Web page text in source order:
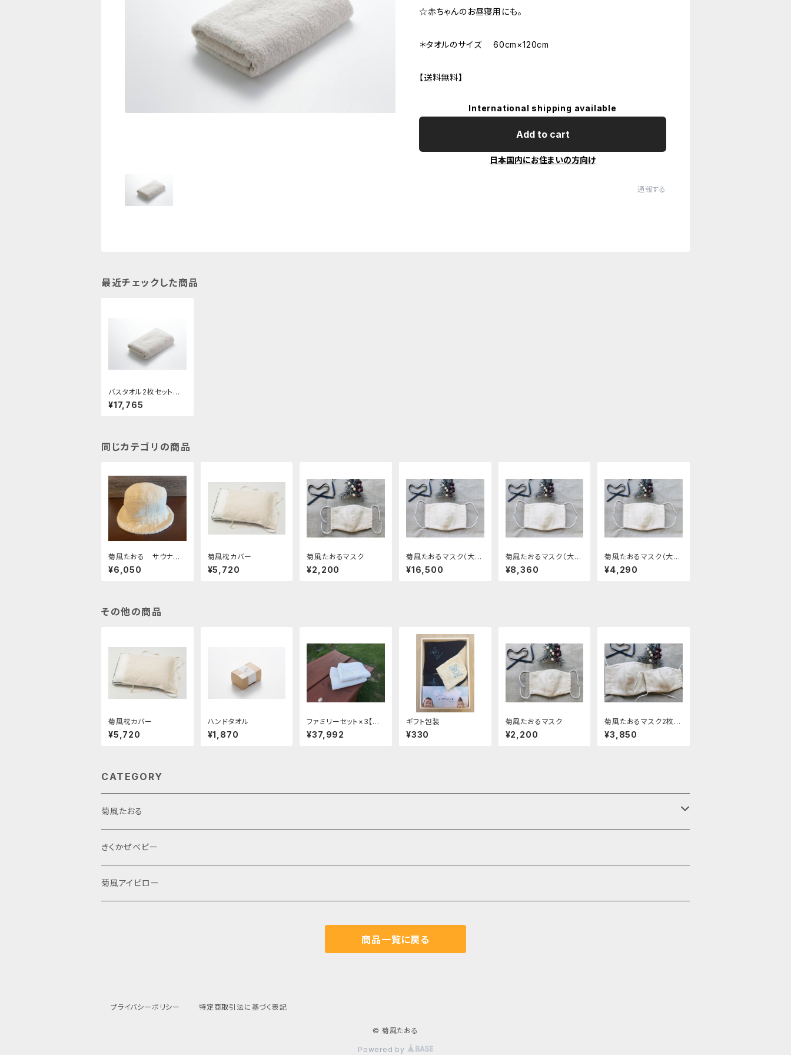
☆赤ちゃんのお昼寝用にも。
＊タオルのサイズ 60cm×120cm
【送料無料】
International shipping available
Add to cart
日本国内にお住まいの方向け
通報する
最近チェックした商品
バスタオル2枚セット
(5%OFF)
¥17,765
同じカテゴリの商品
菊風たおる サウナハ
ット
¥6,050
菊風枕カバー
¥5,720
菊風たおるマスク
¥2,200
菊風たおるマスク（大人
用10枚セット）
¥16,500
菊風たおるマスク（大人
用4枚セット）
¥8,360
菊風たおるマスク（大人
用2枚セット）
¥4,290
その他の商品
菊風枕カバー
¥5,720
ハンドタオル
¥1,870
ファミリーセット×3【初
めての方はコレ】
¥37,992
ギフト包装
¥330
菊風たおるマスク
¥2,200
菊風たおるマスク2枚セ
ット（大人用１、子供用
１）
¥3,850
CATEGORY
菊風たおる
サウナハット
菊しんタオル
きくかぜベビー
菊風アイピロー
商品一覧に戻る
プライバシーポリシー 特定商取引法に基づく表記
© 菊風たおる
Powered by